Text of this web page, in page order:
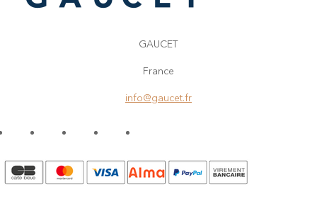
GAUCET
France
info@gaucet.fr